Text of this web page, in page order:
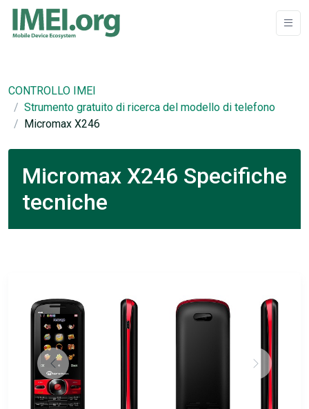
CONTROLLO IMEI
Strumento gratuito di ricerca del modello di telefono
Micromax X246
Micromax X246 Specifiche
tecniche